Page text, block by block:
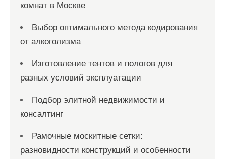
комнат в Москве
Выбор оптимального метода кодирования
от алкоголизма
Изготовление тентов и пологов для
разных условий эксплуатации
Подбор элитной недвижимости и
консалтинг
Рамочные москитные сетки:
разновидности конструкций и особенности